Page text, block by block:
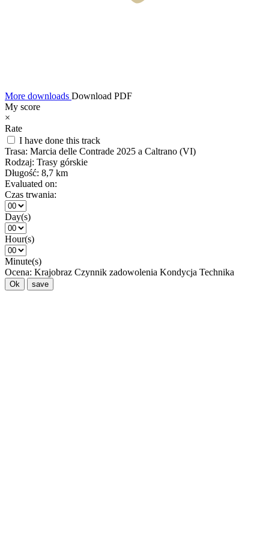
More downloads Download PDF
My score
×
Rate
I have done this track
Trasa: Marcia delle Contrade 2025 a Caltrano (VI)
Rodzaj: Trasy górskie
Długość: 8,7 km
Evaluated on:
Czas trwania:
Day(s)
Hour(s)
Minute(s)
Ocena: Krajobraz Czynnik zadowolenia Kondycja Technika
Ok save